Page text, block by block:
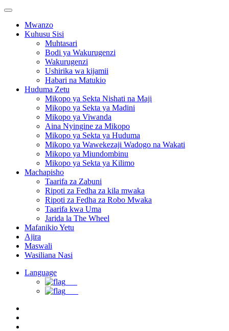
Mwanzo
Kuhusu Sisi
Muhtasari
Bodi ya Wakurugenzi
Wakurugenzi
Ushirika wa kijamii
Habari na Matukio
Huduma Zetu
Mikopo ya Sekta Nishati na Maji
Mikopo ya Sekta ya Madini
Mikopo ya Viwanda
Aina Nyingine za Mikopo
Mikopo ya Sekta ya Huduma
Mikopo ya Wawekezaji Wadogo na Wakati
Mikopo ya Miundombinu
Mikopo ya Sekta ya Kilimo
Machapisho
Taarifa za Zabuni
Ripoti za Fedha za kila mwaka
Ripoti za Fedha za Robo Mwaka
Taarifa kwa Uma
Jarida la The Wheel
Mafanikio Yetu
Ajira
Maswali
Wasiliana Nasi
Language